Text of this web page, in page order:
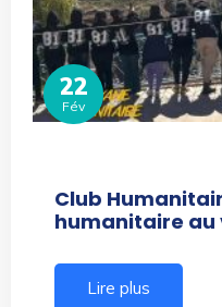
22
Fév
Club
humanitaire au
Lire plus